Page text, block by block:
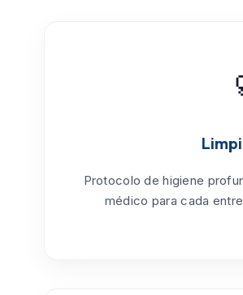
Protocolo dehigiene
médico para cada